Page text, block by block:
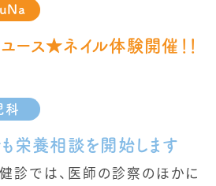
ース★ネイル体験開催！！
科
栄養相談を開始します
診では、医師の診察のほかに